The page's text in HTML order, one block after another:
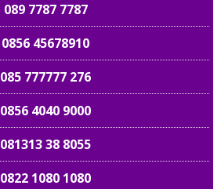
089 7787 7787
0856 45678910
085 777777 276
0856 4040 9000
081313 38 8055
0822 1080 1080